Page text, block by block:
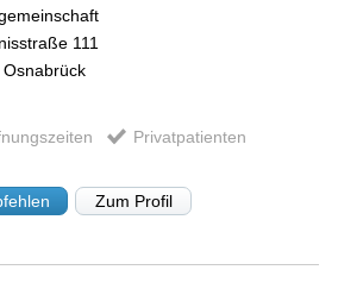
111
Osnabrück
Privatpatienten
Zum Profil